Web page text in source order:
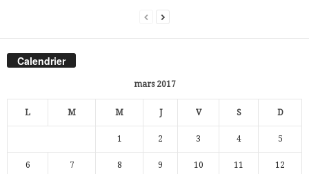
Calendrier
mars 2017
L M M J V S D
1 2 3 4 5
6 7 8 9 10 11 12